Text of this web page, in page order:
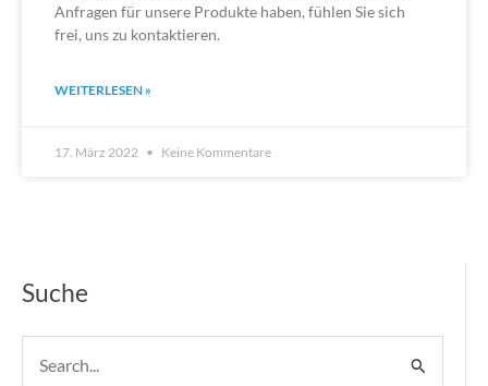
Suche
Suchen
Anfragen für unsere Produkte haben, fühlen Sie sich
frei, uns zu kontaktieren.
WEITERLESEN »
17. März 2022 Keine Kommentare